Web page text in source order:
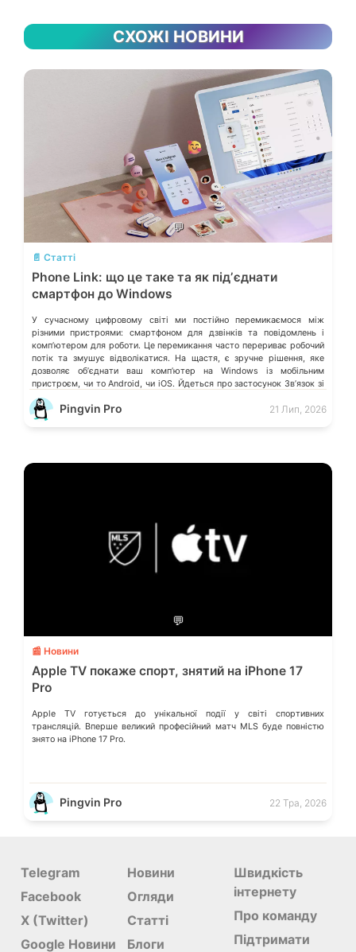
СХОЖІ НОВИНИ
💬
📄 Статті
Phone Link: що це таке та як підʼєднати
смартфон до Windows
У сучасному цифровому світі ми постійно перемикаємося між
різними пристроями: смартфоном для дзвінків та повідомлень і
компʼютером для роботи. Це перемикання часто перериває робочий
потік та змушує відволікатися. На щастя, є зручне рішення, яке
дозволяє обʼєднати ваш компʼютер на Windows із мобільним
пристроєм, чи то Android, чи iOS. Йдеться про застосунок Звʼязок зі
смартфоном (Phone Link) від Microsoft, що перетворює ваш ПК на
своєрідний «міст» до функцій смартфона.
Pingvin Pro 21 Лип, 2026
💬
📰 Новини
Apple TV покаже спорт, знятий на iPhone 17
Pro
Apple TV готується до унікальної події у світі спортивних
трансляцій. Вперше великий професійний матч MLS буде повністю
знято на iPhone 17 Pro.
Pingvin Pro 22 Тра, 2026
Telegram
Facebook
X (Twitter)
Google Новини
Новини
Огляди
Статті
Блоги
Швидкість
інтернету
Про команду
Підтримати